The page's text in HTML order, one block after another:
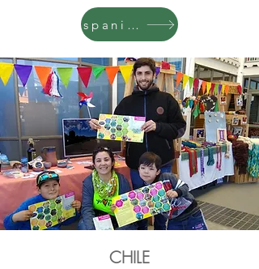
spanisch
CHILE